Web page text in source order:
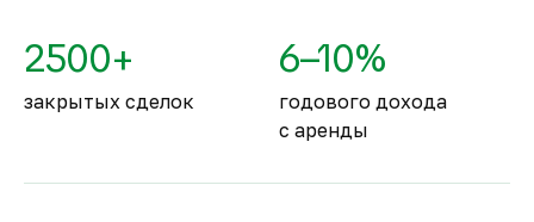
2500+
закрытых сделок
6–10%
годового дохода
с аренды